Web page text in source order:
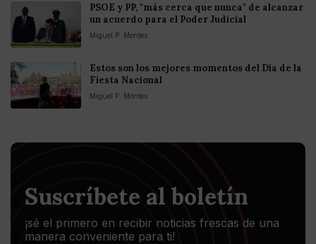
PSOE y PP, "más cerca que nunca" de alcanzar
un acuerdo para el Poder Judicial
Miguel P. Montes
Estos son los mejores momentos del Día de la
Fiesta Nacional
Miguel P. Montes
Suscríbete al boletín
¡sé el primero en recibir noticias frescas de una
manera conveniente para ti!